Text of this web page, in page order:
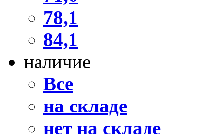
78,1
84,1
наличие
Все
на складе
нет на складе